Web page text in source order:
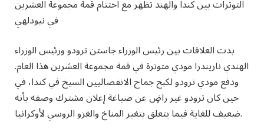
التوترات بين كندا والهند تظهر مع اختتام قمة مجموعة العشرين
في نيودلهي
بدت العلاقات بين رئيس الوزراء جاستن ترودو ورئيس الوزراء
الهندي ناريندرا مودي متوترة في قمة مجموعة العشرين هذا العام.
ودفع مودي ترودو لكبح جماح الانفصاليين السيخ في كندا، في
حين كان ترودو غير راضٍ عن صياغة إعلان مشترك وصفه بأنه
ضعيف للغاية فيما يتعلق بتغير المناخ والغزو الروسي لأوكرانيا.